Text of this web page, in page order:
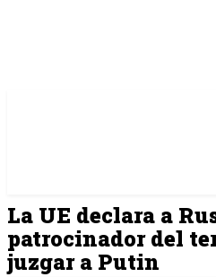
La UE declara a
patrocinador del
juzgar a Putin